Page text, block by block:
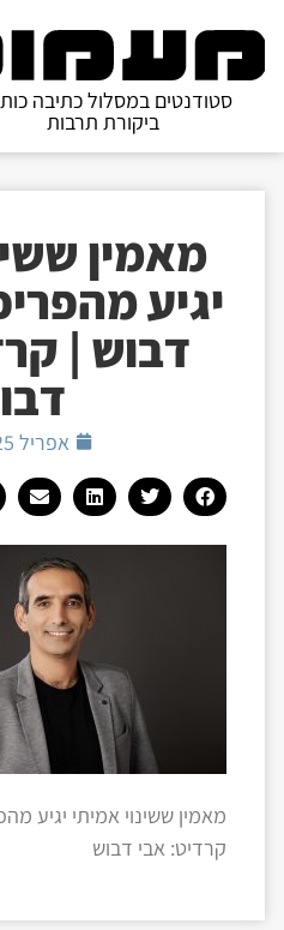
סטודנטים במסלול כתיבה
ביקורת תרבות
מאמין
יגיע
דבוש |
אפריל 25, 2022
מאמין ששינוי אמיתי יגיע
קרדיט: אבי דבוש